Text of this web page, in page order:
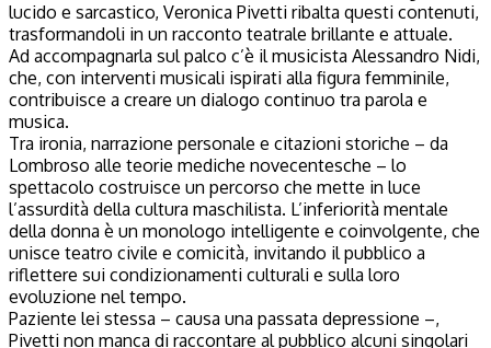
lucido e sarcastico, Veronica Pivetti ribalta questi contenuti,
trasformandoli in un racconto teatrale brillante e attuale.
Ad accompagnarla sul palco c’è il musicista Alessandro Nidi,
che, con interventi musicali ispirati alla figura femminile,
contribuisce a creare un dialogo continuo tra parola e
musica.
Tra ironia, narrazione personale e citazioni storiche – da
Lombroso alle teorie mediche novecentesche – lo
spettacolo costruisce un percorso che mette in luce
l’assurdità della cultura maschilista. L’inferiorità mentale
della donna è un monologo intelligente e coinvolgente, che
unisce teatro civile e comicità, invitando il pubblico a
riflettere sui condizionamenti culturali e sulla loro
evoluzione nel tempo.
Paziente lei stessa – causa una passata depressione –,
Pivetti non manca di raccontare al pubblico alcuni singolari